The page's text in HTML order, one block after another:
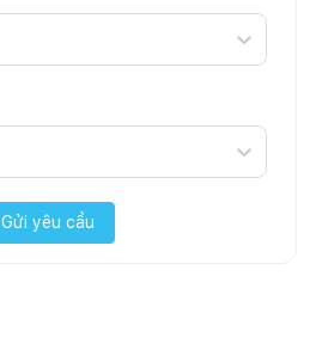
Gửi yêu cầu